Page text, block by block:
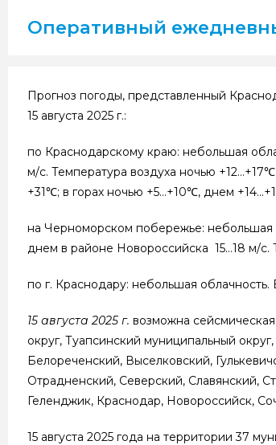
Оперативный
Прогноз погоды, представленный
15 августа 2025 г.:
по Краснодарскому краю: небольшая
м/с. Температура воздуха ночью
+31℃; в горах ночью +5…+10℃, днем
на Черноморском побережье: небольшая
днем в районе Новороссийска 15…18 м/
по г. Краснодару: небольшая
15 августа 2025 г. возможна
округ, Туапсинский муниципальный
Белореченский, Выселковский,
Отрадненский, Северский, Славянский,
Геленджик, Краснодар, Новороссийск,
15 августа 2025 года на территории 37